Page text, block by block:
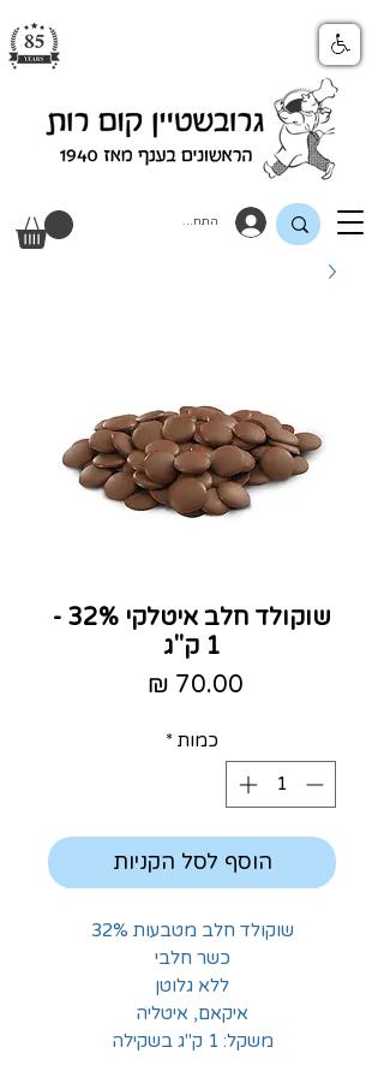
התחבר
שוקולד חלב איטלקי 32% -
1 ק"ג
כמות *
הוסף לסל הקניות
שוקולד חלב מטבעות 32%
כשר חלבי
ללא גלוטן
איקאם, איטליה
משקל: 1 ק"ג בשקילה